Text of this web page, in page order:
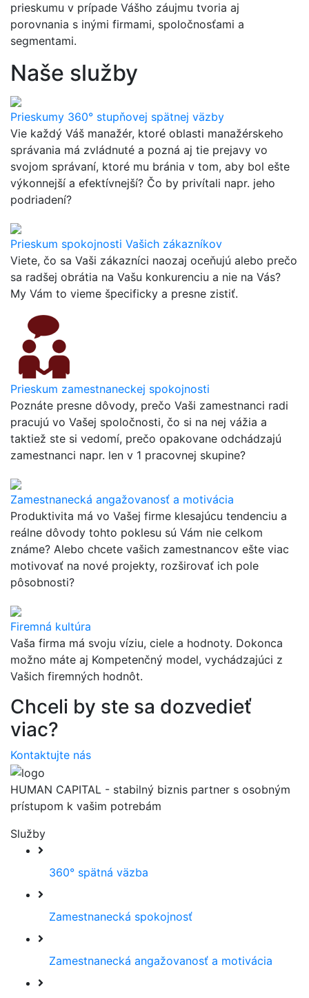
prieskumu v prípade Vášho záujmu tvoria aj
porovnania s inými firmami, spoločnosťami a
segmentami.
Naše služby
Prieskumy 360° stupňovej spätnej väzby
Vie každý Váš manažér, ktoré oblasti manažérskeho
správania má zvládnuté a pozná aj tie prejavy vo
svojom správaní, ktoré mu bránia v tom, aby bol ešte
výkonnejší a efektívnejší? Čo by privítali napr. jeho
podriadení?
Prieskum spokojnosti Vašich zákazníkov
Viete, čo sa Vaši zákazníci naozaj oceňujú alebo prečo
sa radšej obrátia na Vašu konkurenciu a nie na Vás?
My Vám to vieme špecificky a presne zistiť.
Prieskum zamestnaneckej spokojnosti
Poznáte presne dôvody, prečo Vaši zamestnanci radi
pracujú vo Vašej spoločnosti, čo si na nej vážia a
taktiež ste si vedomí, prečo opakovane odchádzajú
zamestnanci napr. len v 1 pracovnej skupine?
Zamestnanecká angažovanosť a motivácia
Produktivita má vo Vašej firme klesajúcu tendenciu a
reálne dôvody tohto poklesu sú Vám nie celkom
známe? Alebo chcete vašich zamestnancov ešte viac
motivovať na nové projekty, rozširovať ich pole
pôsobnosti?
Firemná kultúra
Vaša firma má svoju víziu, ciele a hodnoty. Dokonca
možno máte aj Kompetenčný model, vychádzajúci z
Vašich firemných hodnôt.
Chceli by ste sa dozvedieť
viac?
Kontaktujte nás
HUMAN CAPITAL - stabilný biznis partner s osobným
prístupom k vašim potrebám
Služby
360° spätná väzba
Zamestnanecká spokojnosť
Zamestnanecká angažovanosť a motivácia